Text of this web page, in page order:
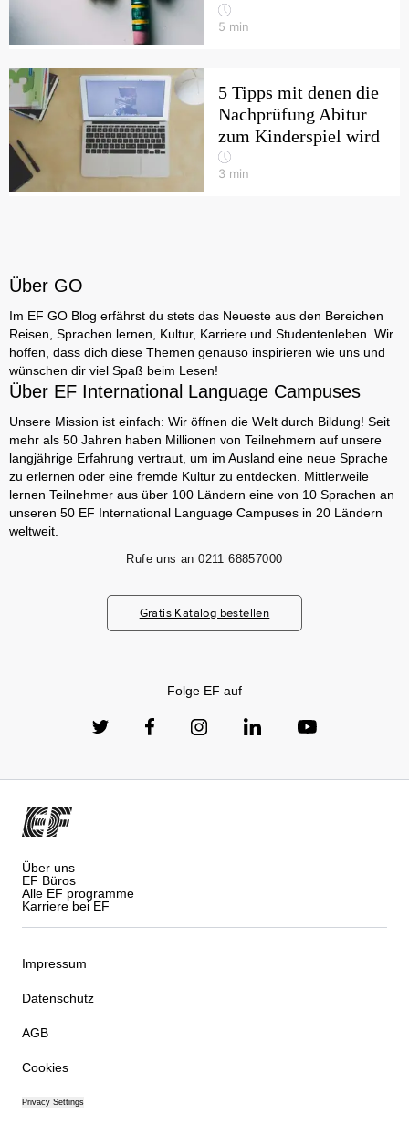
5 min
5 Tipps mit denen die
Nachprüfung Abitur
zum Kinderspiel wird
3 min
Über GO
Im EF GO Blog erfährst du stets das Neueste aus den Bereichen
Reisen, Sprachen lernen, Kultur, Karriere und Studentenleben. Wir
hoffen, dass dich diese Themen genauso inspirieren wie uns und
wünschen dir viel Spaß beim Lesen!
Über EF International Language Campuses
Unsere Mission ist einfach: Wir öffnen die Welt durch Bildung! Seit
mehr als 50 Jahren haben Millionen von Teilnehmern auf unsere
langjährige Erfahrung vertraut, um im Ausland eine neue Sprache
zu erlernen oder eine fremde Kultur zu entdecken. Mittlerweile
lernen Teilnehmer aus über 100 Ländern eine von 10 Sprachen an
unseren 50 EF International Language Campuses in 20 Ländern
weltweit.
Rufe uns an 0211 68857000
Gratis Katalog bestellen
Folge EF auf
Über uns
EF Büros
Alle EF programme
Karriere bei EF
Impressum
Datenschutz
AGB
Cookies
Privacy Settings